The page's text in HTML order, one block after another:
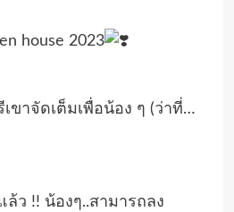
house 2023
ขาจัดเต็มเพื่อน้อง ๆ (ว่าที่…
ว !! น้องๆ..สามารถลง